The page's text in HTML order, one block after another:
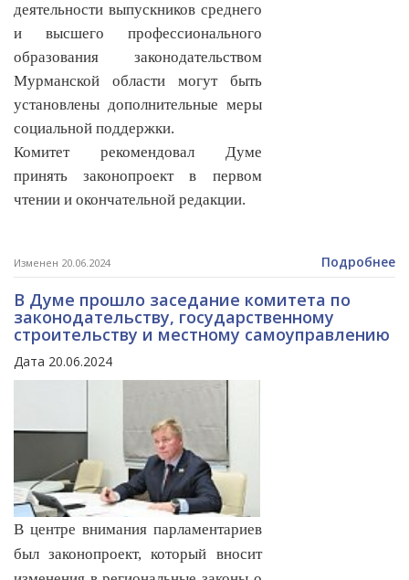
деятельности выпускников среднего
и высшего профессионального
образования законодательством
Мурманской области могут быть
установлены дополнительные меры
социальной поддержки.
Комитет рекомендовал Думе
принять законопроект в первом
чтении и окончательной редакции.
Изменен 20.06.2024 Подробнее
В Думе прошло заседание комитета по
законодательству, государственному
строительству и местному самоуправлению
Дата 20.06.2024
В центре внимания парламентариев
был законопроект, который вносит